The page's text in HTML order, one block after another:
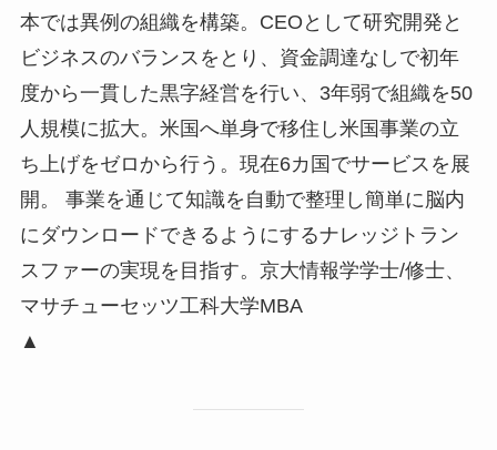
本では異例の組織を構築。CEOとして研究開発と
ビジネスのバランスをとり、資金調達なしで初年
度から一貫した黒字経営を行い、3年弱で組織を50
人規模に拡大。米国へ単身で移住し米国事業の立
ち上げをゼロから行う。現在6カ国でサービスを展
開。 事業を通じて知識を自動で整理し簡単に脳内
にダウンロードできるようにするナレッジトラン
スファーの実現を目指す。京大情報学学士/修士、
マサチューセッツ工科大学MBA
▲